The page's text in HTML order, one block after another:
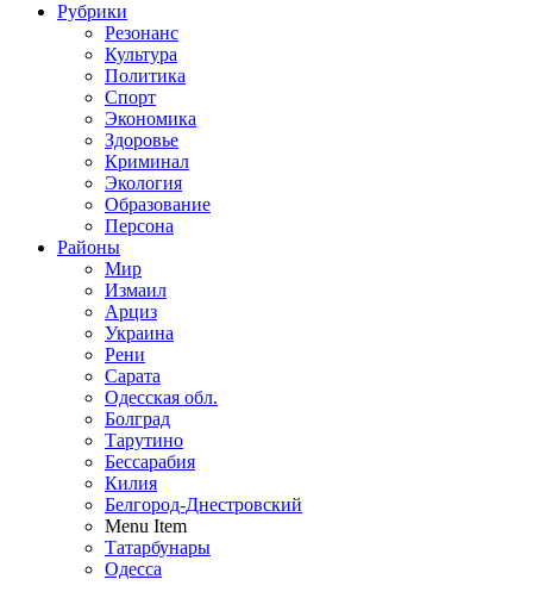
Рубрики
Резонанс
Культура
Политика
Спорт
Экономика
Здоровье
Криминал
Экология
Образование
Персона
Районы
Мир
Измаил
Арциз
Украина
Рени
Сарата
Одесская обл.
Болград
Тарутино
Бессарабия
Килия
Белгород-Днестровский
Menu Item
Татарбунары
Одесса